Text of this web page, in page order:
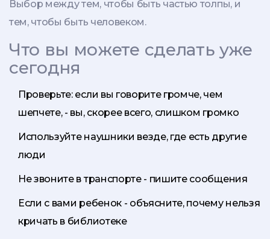
Выбор между тем, чтобы быть частью толпы, и
тем, чтобы быть человеком.
Что вы можете сделать уже
сегодня
Проверьте: если вы говорите громче, чем
шепчете, - вы, скорее всего, слишком громко
Используйте наушники везде, где есть другие
люди
Не звоните в транспорте - пишите сообщения
Если с вами ребенок - объясните, почему нельзя
кричать в библиотеке